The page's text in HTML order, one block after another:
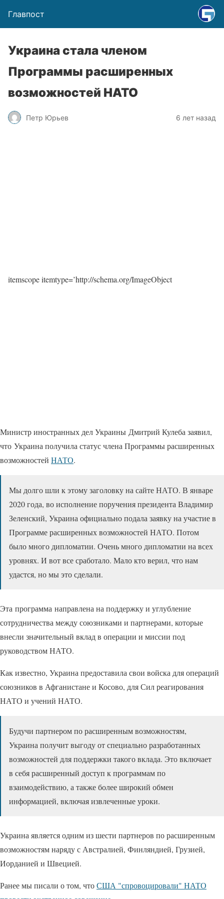
Главпост
Украина стала членом
Программы расширенных
возможностей НАТО
Петр Юрьев 6 лет назад
itemscope itemtype=’http://schema.org/ImageObject
Министр иностранных дел Украины Дмитрий Кулеба заявил,
что Украина получила статус члена Программы расширенных
возможностей НАТО.
Мы долго шли к этому заголовку на сайте НАТО. В январе
2020 года, во исполнение поручения президента Владимир
Зеленский, Украина официально подала заявку на участие в
Программе расширенных возможностей НАТО. Потом
было много дипломатии. Очень много дипломатии на всех
уровнях. И вот все сработало. Мало кто верил, что нам
удастся, но мы это сделали.
Эта программа направлена на поддержку и углубление
сотрудничества между союзниками и партнерами, которые
внесли значительный вклад в операции и миссии под
руководством НАТО.
Как известно, Украина предоставила свои войска для операций
союзников в Афганистане и Косово, для Сил реагирования
НАТО и учений НАТО.
Будучи партнером по расширенным возможностям,
Украина получит выгоду от специально разработанных
возможностей для поддержки такого вклада. Это включает
в себя расширенный доступ к программам по
взаимодействию, а также более широкий обмен
информацией, включая извлеченные уроки.
Украина является одним из шести партнеров по расширенным
возможностям наряду с Австралией, Финляндией, Грузией,
Иорданией и Швецией.
Ранее мы писали о том, чтоСША "спровоцировали" НАТО